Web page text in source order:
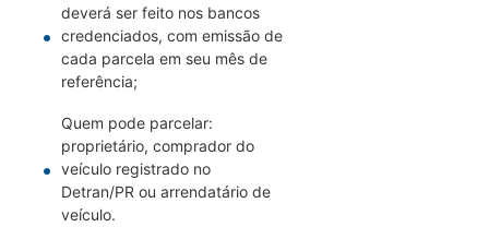
deverá ser feito nos bancos
credenciados, com emissão de
cada parcela em seu mês de
referência;
Quem pode parcelar:
proprietário, comprador do
veículo registrado no
Detran/PR ou arrendatário de
veículo.